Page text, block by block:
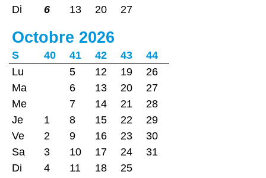
Di
6 13 20 27
Octobre 2026
S 40 41 42 43
44
Lu
5 12 19
26
Ma
6 13 20
27
Me
7 14 21
28
Je
1 8 15 22
29
Ve
2 9 16 23
30
Sa
3 10 17 24
31
Di
4 11 18 25